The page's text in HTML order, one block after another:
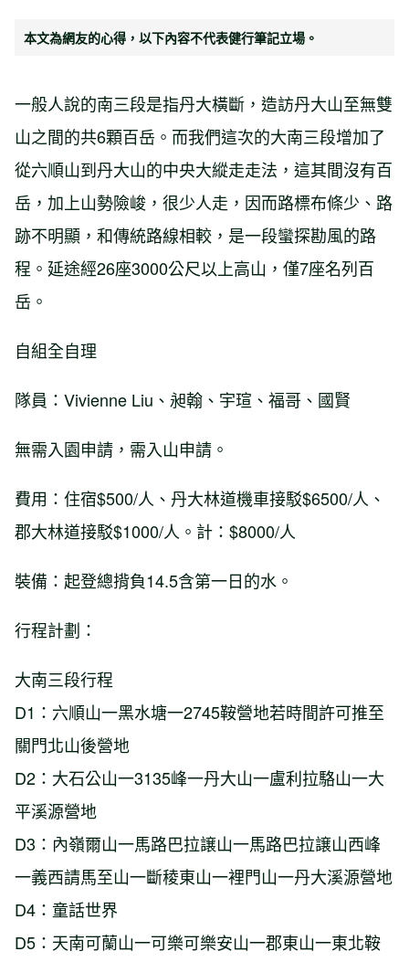
本文為網友的心得，以下內容不代表健行筆記立場。
一般人說的南三段是指丹大橫斷，造訪丹大山至無雙
山之間的共6顆百岳。而我們這次的大南三段增加了
從六順山到丹大山的中央大縱走走法，這其間沒有百
岳，加上山勢險峻，很少人走，因而路標布條少、路
跡不明顯，和傳統路線相較，是一段蠻探勘風的路
程。延途經26座3000公尺以上高山，僅7座名列百
岳。
自組全自理
隊員：Vivienne Liu、昶翰、宇瑄、福哥、國賢
無需入園申請，需入山申請。
費用：住宿$500/人、丹大林道機車接駁$6500/人、
郡大林道接駁$1000/人。計：$8000/人
裝備：起登總揹負14.5含第一日的水。
行程計劃：
大南三段行程
D1：六順山一黑水塘一2745鞍營地若時間許可推至
關門北山後營地
D2：大石公山一3135峰一丹大山一盧利拉駱山一大
平溪源營地
D3：內嶺爾山一馬路巴拉譲山一馬路巴拉譲山西峰
一義西請馬至山一斷稜東山一裡門山一丹大溪源營地
D4：童話世界
D5：天南可蘭山一可樂可樂安山一郡東山一東北鞍